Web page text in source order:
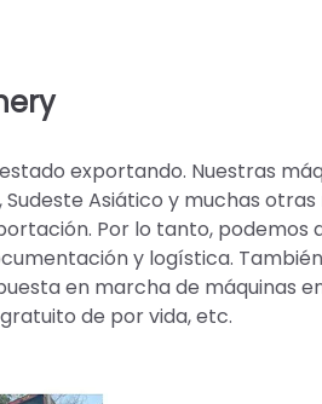
exportando. Nuestras
Asiático y muchas
Por lo tanto, podemos
y logística.
en marcha de máquinas
de por vida, etc.